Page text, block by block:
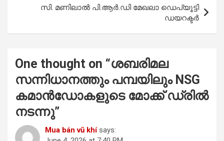
സി. മണിലാൽ പി.ആർ.ഡി മേഖലാ ഡെപ്യൂട്ടി
ഡയറക്ടർ
One thought on “ശബരിമല
സന്നിധാനത്തും പമ്പയിലും NSG
കമാൻഡോകളുടെ മോക്ക് ഡ്രിൽ
നടന്നു”
Mua bán vũ khí says: